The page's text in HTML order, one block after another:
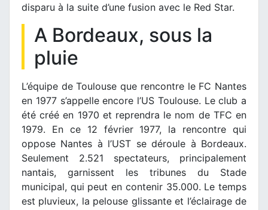
disparu à la suite d’une fusion avec le Red Star.
A Bordeaux, sous la
pluie
L’équipe de Toulouse que rencontre le FC Nantes
en 1977 s’appelle encore l’US Toulouse. Le club a
été créé en 1970 et reprendra le nom de TFC en
1979. En ce 12 février 1977, la rencontre qui
oppose Nantes à l’UST se déroule à Bordeaux.
Seulement 2.521 spectateurs, principalement
nantais, garnissent les tribunes du Stade
municipal, qui peut en contenir 35.000. Le temps
est pluvieux, la pelouse glissante et l’éclairage de